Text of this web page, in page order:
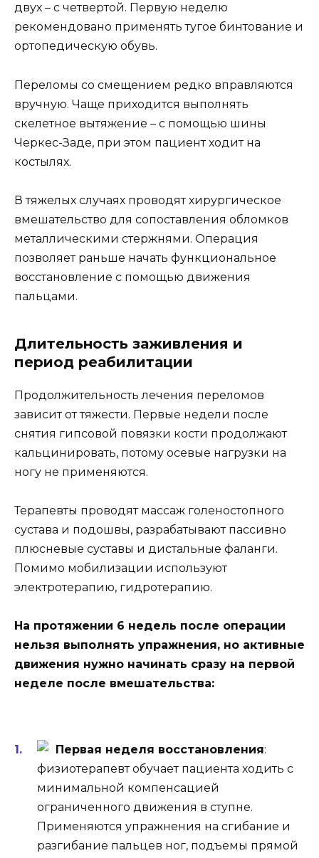
двух – с четвертой. Первую неделю
рекомендовано применять тугое бинтование и
ортопедическую обувь.
Переломы со смещением редко вправляются
вручную. Чаще приходится выполнять
скелетное вытяжение – с помощью шины
Черкес-Заде, при этом пациент ходит на
костылях.
В тяжелых случаях проводят хирургическое
вмешательство для сопоставления обломков
металлическими стержнями. Операция
позволяет раньше начать функциональное
восстановление с помощью движения
пальцами.
Длительность заживления и
период реабилитации
Продолжительность лечения переломов
зависит от тяжести. Первые недели после
снятия гипсовой повязки кости продолжают
кальцинировать, потому осевые нагрузки на
ногу не применяются.
Терапевты проводят массаж голеностопного
сустава и подошвы, разрабатывают пассивно
плюсневые суставы и дистальные фаланги.
Помимо мобилизации используют
электротерапию, гидротерапию.
На протяжении 6 недель после операции
нельзя выполнять упражнения, но активные
движения нужно начинать сразу на первой
неделе после вмешательства:
Первая неделя восстановления:
физиотерапевт обучает пациента ходить с
минимальной компенсацией
ограниченного движения в ступне.
Применяются упражнения на сгибание и
разгибание пальцев ног, подъемы прямой